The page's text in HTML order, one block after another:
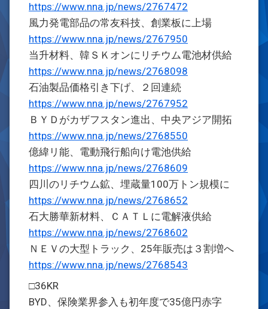
https://www.nna.jp/news/2767472
風力発電部品の常友科技、創業板に上場
https://www.nna.jp/news/2767950
当升材料、韓ＳＫオンにリチウム電池材供給
https://www.nna.jp/news/2768098
石油製品価格引き下げ、２回連続
https://www.nna.jp/news/2767952
ＢＹＤがカザフスタン進出、中央アジア開拓
https://www.nna.jp/news/2768550
億緯リ能、電動飛行船向け電池供給
https://www.nna.jp/news/2768609
四川のリチウム鉱、埋蔵量100万トン規模に
https://www.nna.jp/news/2768652
石大勝華新材料、ＣＡＴＬに電解液供給
https://www.nna.jp/news/2768602
ＮＥＶの大型トラック、25年販売は３割増へ
https://www.nna.jp/news/2768543
□36KR
BYD、保険業界参入も初年度で35億円赤字